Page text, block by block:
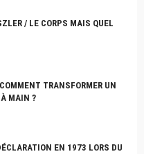
/ LE CORPS MAIS QUEL
TRANSFORMER UN
À MAIN ?
EN 1973 LORS DU